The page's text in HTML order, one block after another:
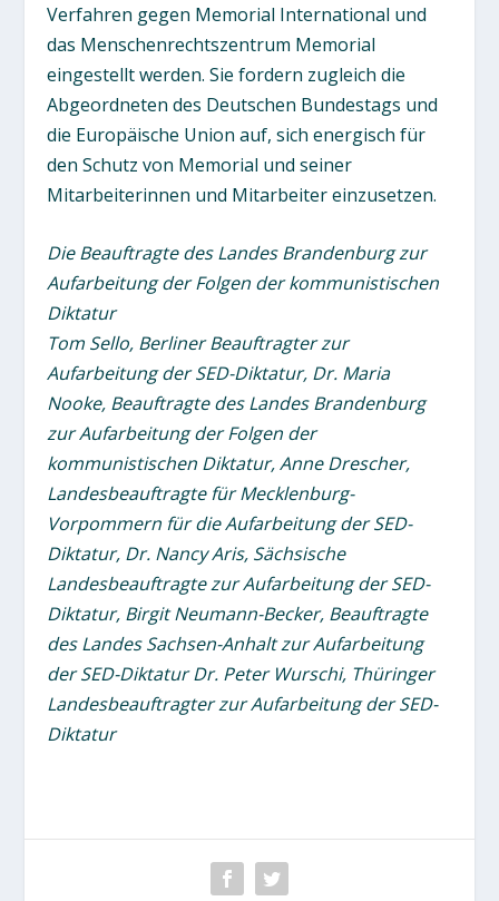
Verfahren gegen Memorial International und
das Menschenrechtszentrum Memorial
eingestellt werden. Sie fordern zugleich die
Abgeordneten des Deutschen Bundestags und
die Europäische Union auf, sich energisch für
den Schutz von Memorial und seiner
Mitarbeiterinnen und Mitarbeiter einzusetzen.
Die Beauftragte des Landes Brandenburg zur
Aufarbeitung der Folgen der kommunistischen
Diktatur
Tom Sello, Berliner Beauftragter zur
Aufarbeitung der SED-Diktatur, Dr. Maria
Nooke, Beauftragte des Landes Brandenburg
zur Aufarbeitung der Folgen der
kommunistischen Diktatur, Anne Drescher,
Landesbeauftragte für Mecklenburg-
Vorpommern für die Aufarbeitung der SED-
Diktatur, Dr. Nancy Aris, Sächsische
Landesbeauftragte zur Aufarbeitung der SED-
Diktatur, Birgit Neumann-Becker, Beauftragte
des Landes Sachsen-Anhalt zur Aufarbeitung
der SED-Diktatur Dr. Peter Wurschi, Thüringer
Landesbeauftragter zur Aufarbeitung der SED-
Diktatur